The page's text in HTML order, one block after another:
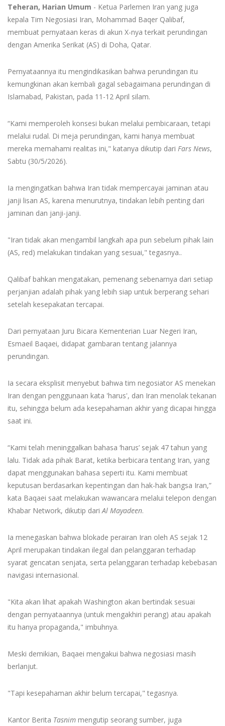
Teheran, Harian Umum - Ketua Parlemen Iran yang juga
kepala Tim Negosiasi Iran, Mohammad Baqer Qalibaf,
membuat pernyataan keras di akun X-nya terkait perundingan
dengan Amerika Serikat (AS) di Doha, Qatar.
Pernyataannya itu mengindikasikan bahwa perundingan itu
kemungkinan akan kembali gagal sebagaimana perundingan di
Islamabad, Pakistan, pada 11-12 April silam.
“Kami memperoleh konsesi bukan melalui pembicaraan, tetapi
melalui rudal. Di meja perundingan, kami hanya membuat
mereka memahami realitas ini," katanya dikutip dari Fars News,
Sabtu (30/5/2026).
Ia mengingatkan bahwa Iran tidak mempercayai jaminan atau
janji lisan AS, karena menurutnya, tindakan lebih penting dari
jaminan dan janji-janji.
"Iran tidak akan mengambil langkah apa pun sebelum pihak lain
(AS, red) melakukan tindakan yang sesuai," tegasnya..
Qalibaf bahkan mengatakan, pemenang sebenarnya dari setiap
perjanjian adalah pihak yang lebih siap untuk berperang sehari
setelah kesepakatan tercapai.
Dari pernyataan Juru Bicara Kementerian Luar Negeri Iran,
Esmaeil Baqaei, didapat gambaran tentang jalannya
perundingan.
Ia secara eksplisit menyebut bahwa tim negosiator AS menekan
Iran dengan penggunaan kata 'harus', dan Iran menolak tekanan
itu, sehingga belum ada kesepahaman akhir yang dicapai hingga
saat ini.
“Kami telah meninggalkan bahasa ‘harus’ sejak 47 tahun yang
lalu. Tidak ada pihak Barat, ketika berbicara tentang Iran, yang
dapat menggunakan bahasa seperti itu. Kami membuat
keputusan berdasarkan kepentingan dan hak-hak bangsa Iran,”
kata Baqaei saat melakukan wawancara melalui telepon dengan
Khabar Network, dikutip dariAl Mayadeen.
Ia menegaskan bahwa blokade perairan Iran oleh AS sejak 12
April merupakan tindakan ilegal dan pelanggaran terhadap
syarat gencatan senjata, serta pelanggaran terhadap kebebasan
navigasi internasional.
"Kita akan lihat apakah Washington akan bertindak sesuai
dengan pernyataannya (untuk mengakhiri perang) atau apakah
itu hanya propaganda," imbuhnya.
Meski demikian, Baqaei mengakui bahwa negosiasi masih
berlanjut.
"Tapi kesepahaman akhir belum tercapai," tegasnya.
Kantor Berita Tasnim mengutip seorang sumber, juga